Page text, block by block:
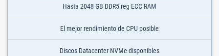
Hasta 2048 GB DDR5 reg ECC RAM
El mejor rendimiento de CPU posible
Discos Datacenter NVMe disponibles